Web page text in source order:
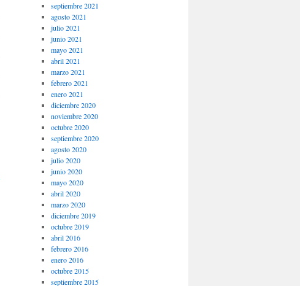
septiembre 2021
agosto 2021
julio 2021
junio 2021
mayo 2021
abril 2021
marzo 2021
febrero 2021
enero 2021
diciembre 2020
noviembre 2020
octubre 2020
septiembre 2020
agosto 2020
julio 2020
junio 2020
mayo 2020
abril 2020
marzo 2020
diciembre 2019
octubre 2019
abril 2016
febrero 2016
enero 2016
octubre 2015
septiembre 2015